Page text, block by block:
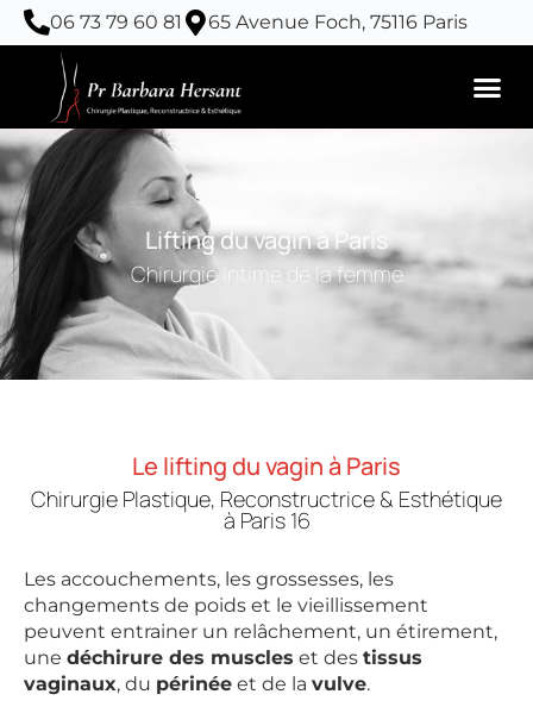
Aller
contenu
06 73 79 60 81 65 Avenue Foch, 75116 Paris
Lifting du vagin à Paris
Chirurgie intime de la femme
Le lifting du vagin à Paris
Chirurgie Plastique, Reconstructrice & Esthétique
à Paris 16
Les accouchements, les grossesses, les
changements de poids et le vieillissement
peuvent entrainer un relâchement, un étirement,
une déchirure des muscles et des tissus
vaginaux, du périnée et de la vulve.